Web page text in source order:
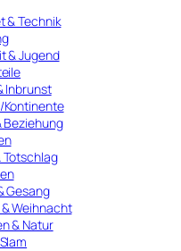
& Technik
& Jugend
Inbrunst
Kontinente
Beziehung
Totschlag
Gesang
Weihnacht
& Natur